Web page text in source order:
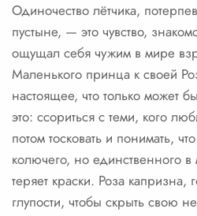
Одиночество лётчика,
пустыне, — это чувство,
ощущал себя чужим в мире
Маленького принца к своей
настоящее, что только может
это: ссориться с теми, кого
потом тосковать и понимать,
колючего, но единственного
теряет краски. Роза капризна,
глупости, чтобы скрыть свою